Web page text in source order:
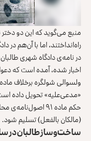
منبع می‌گوید که این دو
راه‌انداختند، اما با آن‌هم در
در نامه‌ی دادگاه شهری
اخبار شده، آمده است که
«مدعی‌علیه» تحویل داده
(مالکان بالفعل) تسلیم شود.
ساخت‌وساز طالبان در